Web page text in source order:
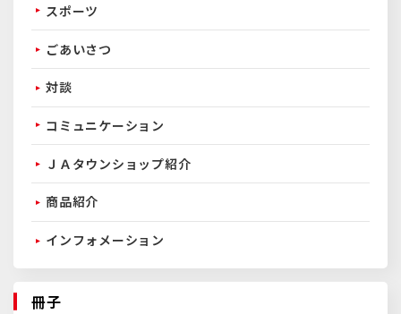
スポーツ
ごあいさつ
対談
コミュニケーション
ＪＡタウンショップ紹介
商品紹介
インフォメーション
冊子